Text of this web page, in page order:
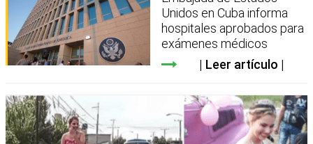
Unidos en Cuba informa
hospitales aprobados para
exámenes médicos
Leer artículo